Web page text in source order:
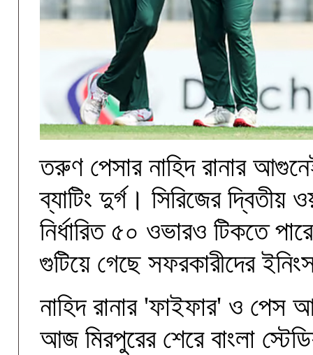
তরুণ পেসার নাহিদ রানার
ব্যাটিং দুর্গ। সিরিজের দ্বিতীয়
নির্ধারিত ৫০ ওভারও টিকতে
গুটিয়ে গেছে সফরকারীদের
নাহিদ রানার 'ফাইফার' ও পেস
আজ মিরপুরের শেরে বাংলা